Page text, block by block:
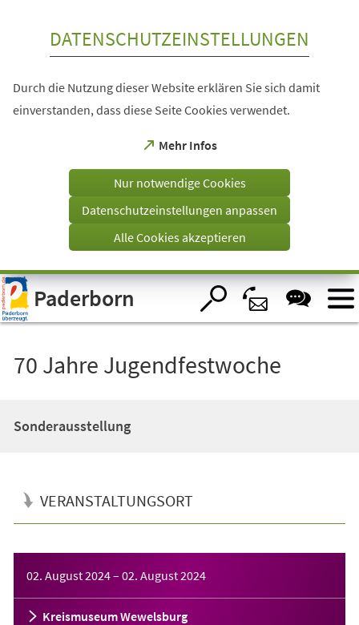
Visuelle
Assistenzsoftware
öffnen.
DATENSCHUTZEINSTELLUNGEN
Durch die Nutzung dieser Website erklären Sie sich damit
einverstanden, dass diese Seite Cookies verwendet.
Mehr Infos
(Öffnet
einem
Tab)
Nur notwendige Cookies
Datenschutzeinstellungen anpassen
Alle Cookies akzeptieren
Paderborn
70 Jahre Jugendfestwoche
Sonderausstellung
VERANSTALTUNGSORT
02. August 2024– 02. August 2024
Kreismuseum Wewelsburg